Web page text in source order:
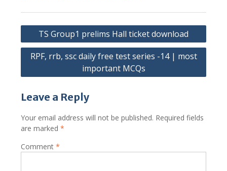
Post
navigation
TS Group1 prelims Hall ticket download
RPF, rrb, ssc daily free test series -14 | most
important MCQs
Leave a Reply
Your email address will not be published. Required fields
are marked *
Comment *